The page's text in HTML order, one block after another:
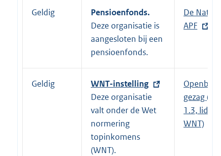
i
n
Geldig
Pensioenfonds.
Deze organisatie is
aangesloten bij een
pensioenfonds.
E
x
r
n
l
i
De
APF
Geldig
E
x
t
e
r
n
WNT-instelling
Deze organisatie
valt onder de Wet
normering
topinkomens
(WNT).
Openbaar
gezag
1.3, lid 1a,
WNT)